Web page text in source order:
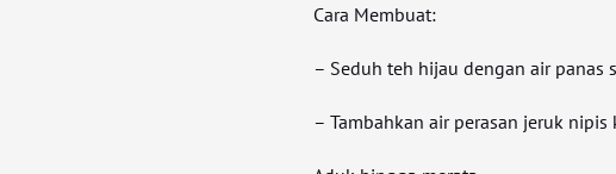
Cara Membuat:
– Seduh teh hijau dengan air panas
– Tambahkan air perasan jeruk